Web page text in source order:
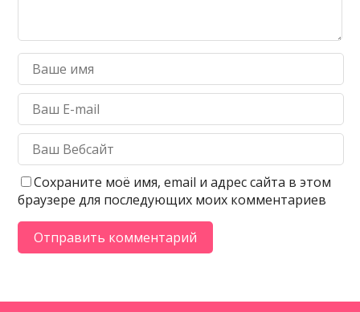
Сохраните моё имя, email и адрес сайта в этом
браузере для последующих моих комментариев